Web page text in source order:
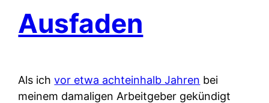
Ausfaden
Als ichvor etwa achteinhalb Jahren bei
meinem damaligen Arbeitgeber gekündigt